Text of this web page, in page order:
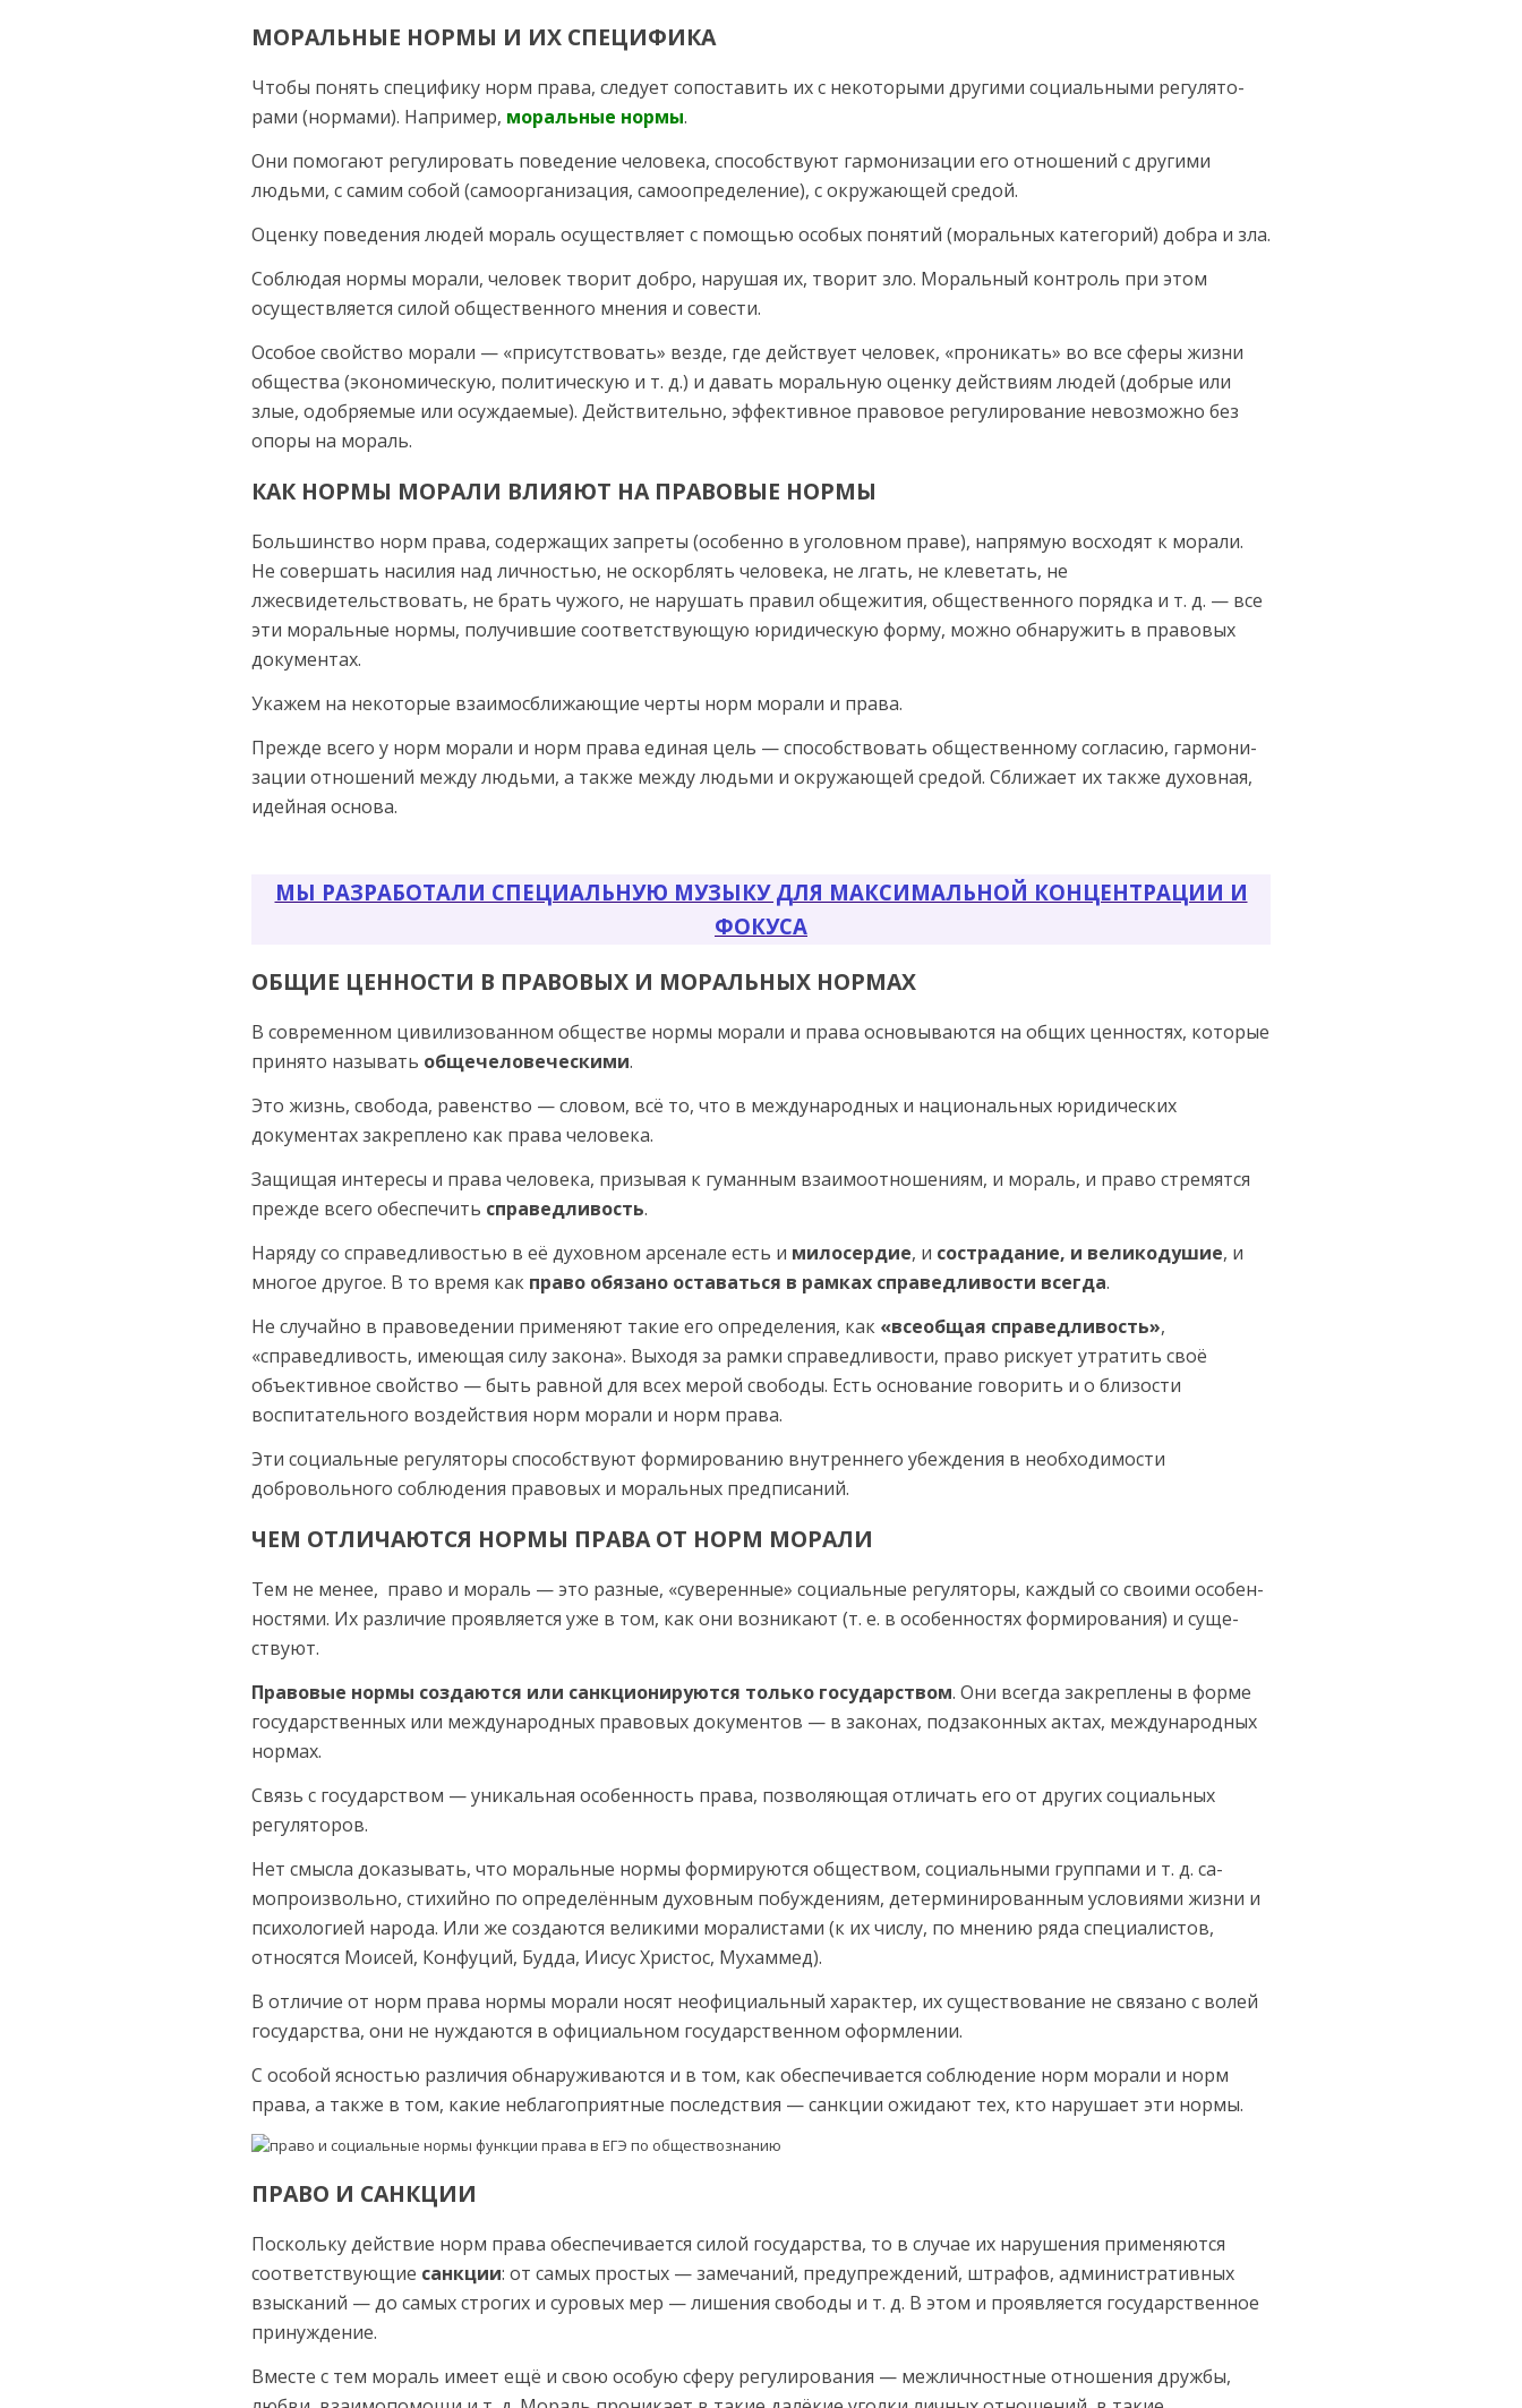
МОРАЛЬНЫЕ НОРМЫ И ИХ СПЕЦИФИКА
Чтобы понять специфику норм права, следует сопо­ставить их с некоторыми другими социальными регулято­
рами (нормами). Например, моральные нормы.
Они помогают регулировать поведение человека, способствуют гармонизации его отно­шений с другими
людьми, с самим собой (самоорганиза­ция, самоопределение), с окружающей средой.
Оценку по­ведения людей мораль осуществляет с помощью особых понятий (моральных категорий) добра и зла.
Соблюдая нормы морали, человек творит добро, нарушая их, творит зло. Моральный контроль при этом
осуществляется силой общественного мнения и совести.
Особое свойство морали — «присутствовать» везде, где действует человек, «проникать» во все сферы жизни
об­щества (экономическую, политическую и т. д.) и давать моральную оценку действиям людей (добрые или
злые, одобряемые или осуждаемые). Действительно, эффективное правовое регулирование невозможно без
опоры на мораль.
КАК НОРМЫ МОРАЛИ ВЛИЯЮТ НА ПРАВОВЫЕ НОРМЫ
Большинство норм пра­ва, содержащих запреты (особенно в уголовном праве), напрямую восходят к морали.
Не совершать насилия над личностью, не оскорблять человека, не лгать, не клеветать, не
лжесвидетельствовать, не брать чужого, не нарушать правил общежития, общественного порядка и т. д. — все
эти моральные нормы, получившие со­ответствующую юридическую форму, можно обнаружить в правовых
документах.
Укажем на некоторые взаимосближающие черты норм морали и права.
Прежде всего у норм морали и норм права единая цель — способствовать общественному согласию, гармони­
зации отношений между людьми, а также между людьми и окружающей средой. Сближает их также духовная,
идейная основа.
МЫ РАЗРАБОТАЛИ СПЕЦИАЛЬНУЮ МУЗЫКУ ДЛЯ МАКСИМАЛЬНОЙ КОНЦЕНТРАЦИИ И
ФОКУСА
ОБЩИЕ ЦЕННОСТИ В ПРАВОВЫХ И МОРАЛЬНЫХ НОРМАХ
В современном цивилизованном обществе нормы морали и права основываются на общих ценнос­тях, которые
принято называть общечеловеческими.
Это жизнь, свобода, равенство — словом, всё то, что в меж­дународных и национальных юридических
документах закреплено как права человека.
Защищая интересы и права человека, призывая к гуманным взаимоотноше­ниям, и мораль, и право стремятся
прежде всего обеспе­чить справедливость.
Наряду со справедливостью в её духовном арсенале есть и милосердие, и сострадание, и великодушие, и
многое другое. В то время как право обязано оставаться в рамках справедливости всегда.
Не случайно в правоведении применяют такие его определе­ния, как «всеобщая справедливость»,
«справедливость, имеющая силу закона». Выходя за рамки справедливос­ти, право рискует утратить своё
объективное свойство — быть равной для всех мерой свободы. Есть основание говорить и о близости
воспитательно­го воздействия норм морали и норм права.
Эти социаль­ные регуляторы способствуют формированию внутреннего убеждения в необходимости
добровольного соблюдения правовых и моральных предписаний.
ЧЕМ ОТЛИЧАЮТСЯ НОРМЫ ПРАВА ОТ НОРМ МОРАЛИ
Тем не менее, право и мораль — это разные, «суверен­ные» социальные регуляторы, каждый со своими особен­
ностями. Их различие проявляется уже в том, как они возникают (т. е. в особенностях формирования) и суще­
ствуют.
Правовые нормы создаются или санкционируют­ся только государством. Они всегда закреплены в форме
государственных или международных правовых докумен­тов — в законах, подзаконных актах, международных
нормах.
Связь с государством — уникальная особенность права, позволяющая отличать его от других социальных
регуляторов.
Нет смысла доказывать, что моральные нормы форми­руются обществом, социальными группами и т. д. са­
мопроизвольно, стихийно по определённым духовным побуждениям, детерминированным условиями жизни и
психологией народа. Или же создаются великими мора­листами (к их числу, по мнению ряда специалистов,
относятся Моисей, Конфуций, Будда, Иисус Христос, Мухаммед).
В отличие от норм права нормы морали но­сят неофициальный характер, их существование не связа­но с волей
государства, они не нуждаются в официальном государственном оформлении.
С особой ясностью различия обнаруживаются и в том, как обеспечивается соблюдение норм морали и норм
пра­ва, а также в том, какие неблагоприятные последствия — санкции ожидают тех, кто нарушает эти нормы.
ПРАВО И САНКЦИИ
Посколь­ку действие норм права обеспечивается силой государства, то в случае их нарушения применяются
соответствующие санкции: от самых простых — замечаний, предупрежде­ний, штрафов, административных
взысканий — до самых строгих и суровых мер — лишения свободы и т. д. В этом и проявляется государственное
принуждение.
Вместе с тем мораль имеет ещё и свою особую сферу регулирования — межличностные отношения дружбы,